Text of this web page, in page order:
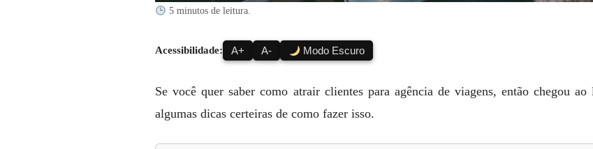
5 minutos de leitura.
Acessibilidade: A+ A- Modo Escuro
Se você quer saber como atrair clientes para agência de viagens, então chegou
algumas dicas certeiras de como fazer isso.